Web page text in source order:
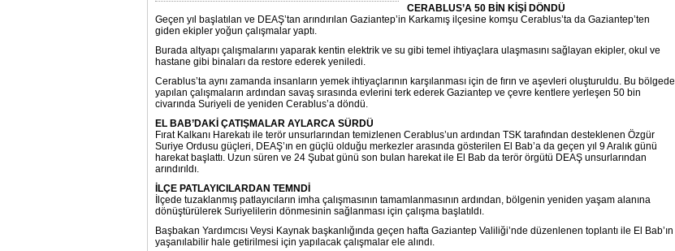
CERABLUS’A 50 BİN KİŞİ DÖNDÜ
Geçen yıl başlatılan ve DEAŞ’tan arındırılan Gaziantep’in Karkamış ilçesine komşu Cerablus’ta da Gaziantep’ten
giden ekipler yoğun çalışmalar yaptı.
Burada altyapı çalışmalarını yaparak kentin elektrik ve su gibi temel ihtiyaçlara ulaşmasını sağlayan ekipler, okul ve
hastane gibi binaları da restore ederek yeniledi.
Cerablus’ta aynı zamanda insanların yemek ihtiyaçlarının karşılanması için de fırın ve aşevleri oluşturuldu. Bu bölgede
yapılan çalışmaların ardından savaş sırasında evlerini terk ederek Gaziantep ve çevre kentlere yerleşen 50 bin
civarında Suriyeli de yeniden Cerablus’a döndü.
EL BAB’DAKİ ÇATIŞMALAR AYLARCA SÜRDÜ
Fırat Kalkanı Harekatı ile terör unsurlarından temizlenen Cerablus’un ardından TSK tarafından desteklenen Özgür
Suriye Ordusu güçleri, DEAŞ’ın en güçlü olduğu merkezler arasında gösterilen El Bab’a da geçen yıl 9 Aralık günü
harekat başlattı. Uzun süren ve 24 Şubat günü son bulan harekat ile El Bab da terör örgütü DEAŞ unsurlarından
arındırıldı.
İLÇE PATLAYICILARDAN TEMNDİ
İlçede tuzaklanmış patlayıcıların imha çalışmasının tamamlanmasının ardından, bölgenin yeniden yaşam alanına
dönüştürülerek Suriyelilerin dönmesinin sağlanması için çalışma başlatıldı.
Başbakan Yardımcısı Veysi Kaynak başkanlığında geçen hafta Gaziantep Valiliği’nde düzenlenen toplantı ile El Bab’ın
yaşanılabilir hale getirilmesi için yapılacak çalışmalar ele alındı.